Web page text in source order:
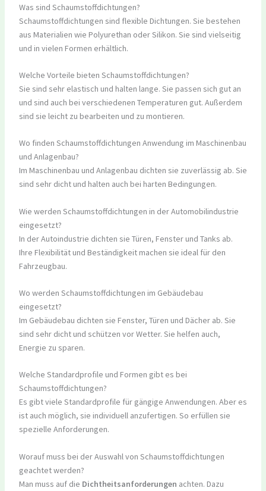
Was sind Schaumstoffdichtungen?
Schaumstoffdichtungen sind flexible Dichtungen. Sie bestehen
aus Materialien wie Polyurethan oder Silikon. Sie sind vielseitig
und in vielen Formen erhältlich.
Welche Vorteile bieten Schaumstoffdichtungen?
Sie sind sehr elastisch und halten lange. Sie passen sich gut an
und sind auch bei verschiedenen Temperaturen gut. Außerdem
sind sie leicht zu bearbeiten und zu montieren.
Wo finden Schaumstoffdichtungen Anwendung im Maschinenbau
und Anlagenbau?
Im Maschinenbau und Anlagenbau dichten sie zuverlässig ab. Sie
sind sehr dicht und halten auch bei harten Bedingungen.
Wie werden Schaumstoffdichtungen in der Automobilindustrie
eingesetzt?
In der Autoindustrie dichten sie Türen, Fenster und Tanks ab.
Ihre Flexibilität und Beständigkeit machen sie ideal für den
Fahrzeugbau.
Wo werden Schaumstoffdichtungen im Gebäudebau
eingesetzt?
Im Gebäudebau dichten sie Fenster, Türen und Dächer ab. Sie
sind sehr dicht und schützen vor Wetter. Sie helfen auch,
Energie zu sparen.
Welche Standardprofile und Formen gibt es bei
Schaumstoffdichtungen?
Es gibt viele Standardprofile für gängige Anwendungen. Aber es
ist auch möglich, sie individuell anzufertigen. So erfüllen sie
spezielle Anforderungen.
Worauf muss bei der Auswahl von Schaumstoffdichtungen
geachtet werden?
Man muss auf die Dichtheitsanforderungen achten. Dazu